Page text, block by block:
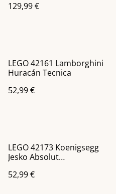
129,99 €
LEGO 42161 Lamborghini
Huracán Tecnica
52,99 €
LEGO 42173 Koenigsegg
Jesko Absolut
52,99 €